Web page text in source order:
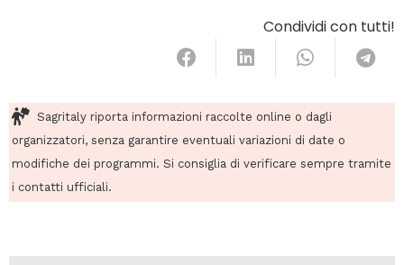
Condividi con tutti!
Sagritaly riporta informazioni raccolte online o dagli
organizzatori, senza garantire eventuali variazioni di date o
modifiche dei programmi. Si consiglia di verificare sempre tramite
i contatti ufficiali.